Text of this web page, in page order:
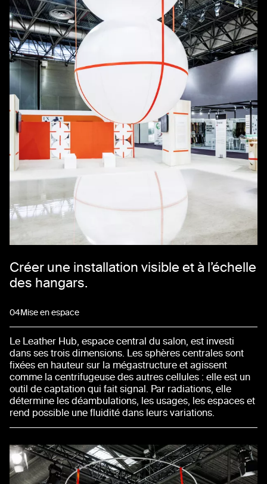
Créer une installation visible et à l’échelle
des hangars.
04Mise en espace
Le Leather Hub, espace central du salon, est investi
dans ses trois dimensions. Les sphères centrales sont
fixées en hauteur sur la mégastructure et agissent
comme la centrifugeuse des autres cellules : elle est un
outil de captation qui fait signal. Par radiations, elle
détermine les déambulations, les usages, les espaces et
rend possible une fluidité dans leurs variations.